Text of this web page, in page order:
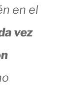
en el
vez